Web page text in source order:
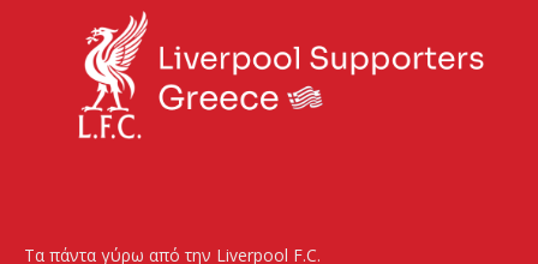
Τα πάντα γύρω από την Liverpool F.C.